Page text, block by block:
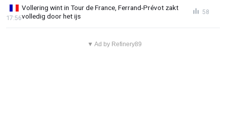
Vollering wint in Tour de France, Ferrand-Prévot zakt
volledig door het ijs
17:56
58
▼ Ad by Refinery89